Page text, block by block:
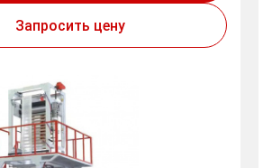
Запросить цену